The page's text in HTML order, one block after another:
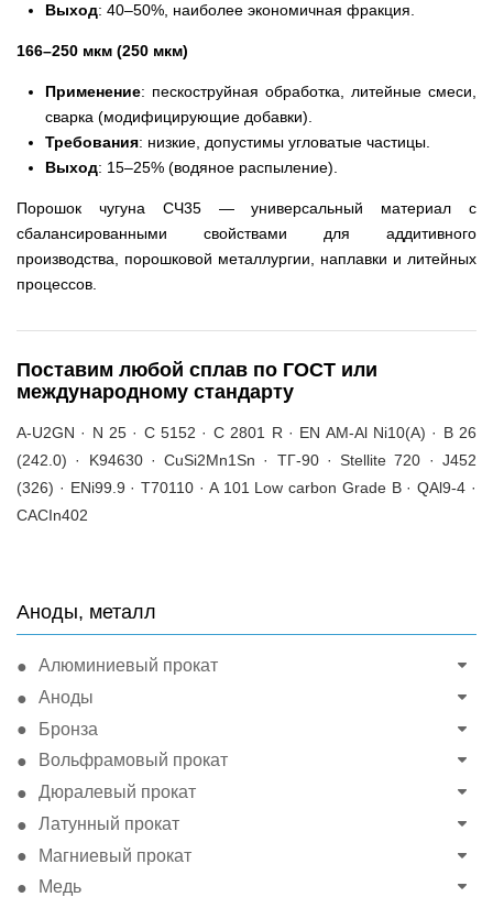
Аноды, металл
Алюминиевый прокат
Аноды
Бронза
Вольфрамовый прокат
Дюралевый прокат
Латунный прокат
Магниевый прокат
Медь
Выход: 40–50%, наиболее экономичная фракция.
166–250 мкм (250 мкм)
Применение: пескоструйная обработка, литейные смеси,
сварка (модифицирующие добавки).
Требования: низкие, допустимы угловатые частицы.
Выход: 15–25% (водяное распыление).
Порошок чугуна СЧ35 — универсальный материал с
сбалансированными свойствами для аддитивного
производства, порошковой металлургии, наплавки и литейных
процессов.
Поставим любой сплав по ГОСТ или
международному стандарту
A-U2GN · N 25 · C 5152 · C 2801 R · EN AM-Al Ni10(A) · B 26
(242.0) · K94630 · CuSi2Mn1Sn · ТГ-90 · Stellite 720 · J452
(326) · ENi99.9 · T70110 · A 101 Low carbon Grade B · QAl9-4 ·
CACIn402